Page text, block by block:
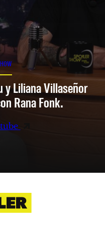
y Liliana Villaseñor
Rana Fonk.